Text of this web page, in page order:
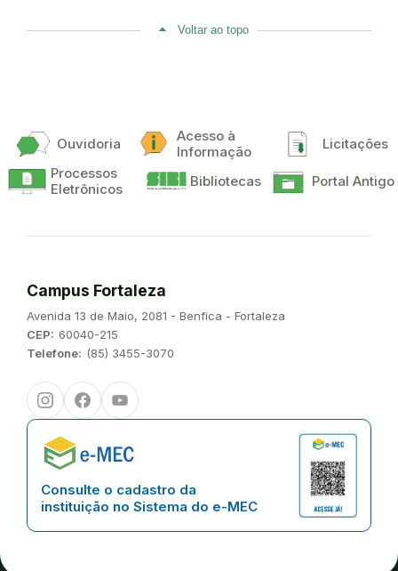
Voltar ao topo
Ouvidoria
Acesso à
Informação
Licitações
Processos
Eletrônicos
Bibliotecas Portal Antigo
Campus Fortaleza
Endereço:
Avenida 13 de Maio, 2081 - Benfica - Fortaleza
CEP: 60040-215
Telefone: (85) 3455-3070
InstagramFacebookYoutube
Consulte o cadastro da
instituição no Sistema do e-MEC